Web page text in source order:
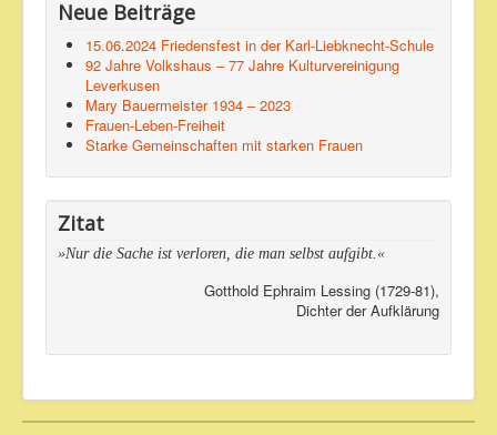
Neue Beiträge
15.06.2024 Friedensfest in der Karl-Liebknecht-Schule
92 Jahre Volkshaus – 77 Jahre Kulturvereinigung
Leverkusen
Mary Bauermeister 1934 – 2023
Frauen-Leben-Freiheit
Starke Gemeinschaften mit starken Frauen
Zitat
»Nur die Sache ist verloren, die man selbst aufgibt.«
Gotthold Ephraim Lessing (1729-81),
Dichter der Aufklärung